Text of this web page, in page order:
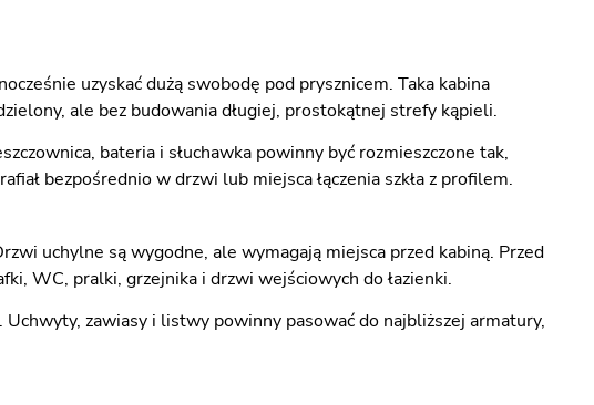
uzyskać dużą swobodę pod prysznicem. Taka kabina
ale bez budowania długiej, prostokątnej strefy kąpieli.
bateria i słuchawka powinny być rozmieszczone tak,
bezpośrednio w drzwi lub miejsca łączenia szkła z profilem.
uchylne są wygodne, ale wymagają miejsca przed kabiną. Przed
WC, pralki, grzejnika i drzwi wejściowych do łazienki.
zawiasy i listwy powinny pasować do najbliższej armatury,